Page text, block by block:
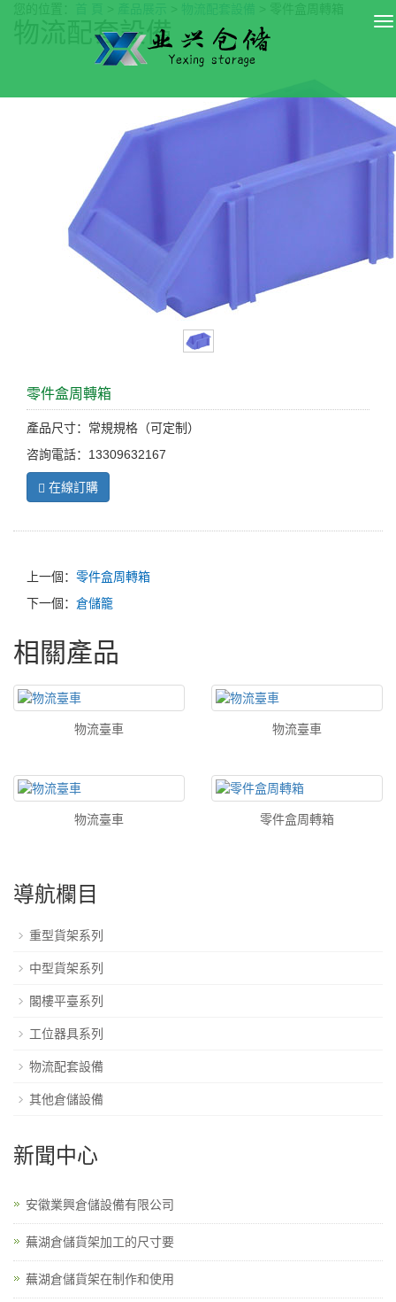
導
物流配套設備
零件盒周轉箱
產品尺寸：常規規格（可定制）
咨詢電話：13309632167
在線訂購
上一個： 零件盒周轉箱
下一個： 倉儲籠
相關產品
物流臺車 物流臺車
物流臺車 零件盒周轉箱
導航欄目
重型貨架系列
中型貨架系列
閣樓平臺系列
工位器具系列
物流配套設備
其他倉儲設備
新聞中心
安徽業興倉儲設備有限公司
蕪湖倉儲貨架加工的尺寸要
蕪湖倉儲貨架在制作和使用